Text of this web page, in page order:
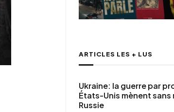
ARTICLES LES + LUS
Ukraine: la guerre par
États-Unis mènent
Russie